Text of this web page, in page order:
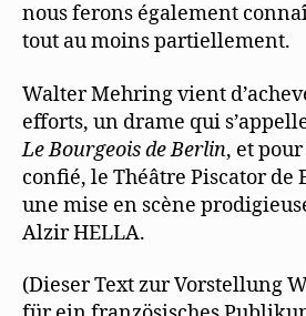
nous ferons également
tout au moins partiellement.
Walter Mehring vient
efforts, un drame qui
Le Bourgeois de Berlin, et
confié, le Théâtre Piscator
une mise en scène
Alzir HELLA.
(Dieser Text zur Vorstellung